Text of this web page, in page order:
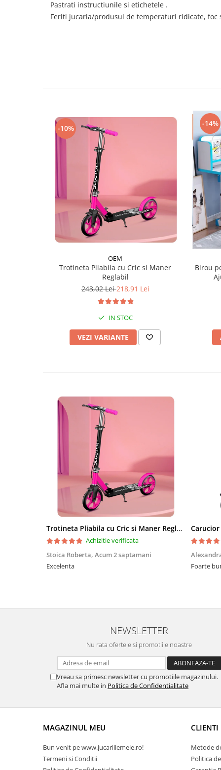
Pastrati instructiunile si etichetele .
Feriti jucaria/produsul de temperaturi ridicate, foc
-10%
OEM
Trotineta Pliabila cu Cric si Maner
Reglabil
243,02 Lei218,91 Lei
IN STOC
VEZI VARIANTE
-14%
Birou
Trotineta Pliabila cu Cric si Maner Reglabil
Achizitie verificata
Stoica Roberta, Acum 2 saptamani
Excelenta
Foarte
NEWSLETTER
Nu rata ofertele si promotiile noastre
Vreau sa primesc newsletter cu promotiile magazinului.
Afla mai multe in Politica de Confidentialitate
MAGAZINUL MEU
Bun venit pe www.jucariilemele.ro!
Termeni si Conditii
CLIENTI
Metode
Politica